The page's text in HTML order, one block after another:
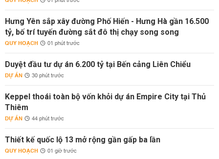
Hưng Yên sắp xây đường Phố Hiến - Hưng Hà gần 16.500
tỷ, bố trí tuyến đường sắt đô thị chạy song song
QUY HOẠCH 01 phút trước
Duyệt đầu tư dự án 6.200 tỷ tại Bến cảng Liên Chiểu
DỰ ÁN 30 phút trước
Keppel thoái toàn bộ vốn khỏi dự án Empire City tại Thủ
Thiêm
DỰ ÁN 44 phút trước
Thiết kế quốc lộ 13 mở rộng gần gấp ba lần
QUY HOẠCH 01 giờ trước